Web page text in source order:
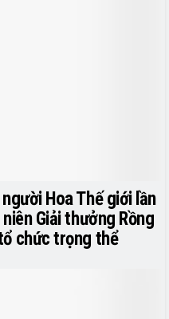
Hoa Thế giới lần
Giải thưởng Rồng
chức trọng thể